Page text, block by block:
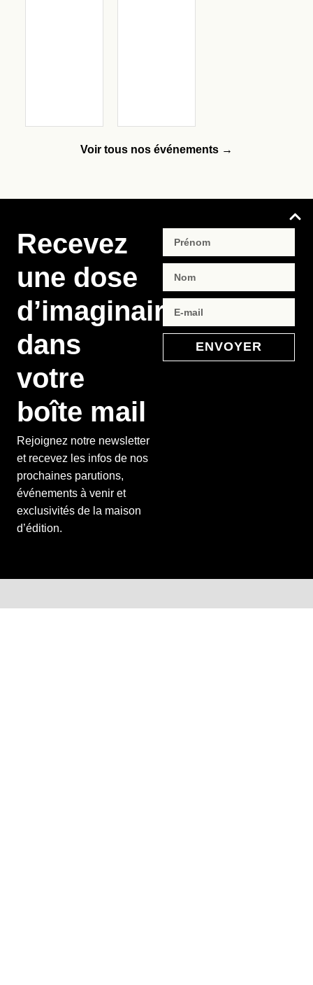
Voir tous nos événements →
Recevez
une dose
d’imaginaire
dans
votre
boîte mail
Rejoignez notre newsletter
et recevez les infos de nos
prochaines parutions,
événements à venir et
exclusivités de la maison
d’édition.
ENVOYER